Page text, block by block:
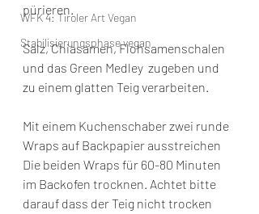
WFK 4: Tiroler Art Vegan
Stabilisierungsphase vegan
pürieren.
Salz, Chiasamen, Flohsamenschalen
und das Green Medley  zugeben und
zu einem glatten Teig verarbeiten.
Mit einem Kuchenschaber zwei runde
Wraps auf Backpapier ausstreichen
Die beiden Wraps für 60-80 Minuten
im Backofen trocknen. Achtet bitte
darauf dass der Teig nicht trocken